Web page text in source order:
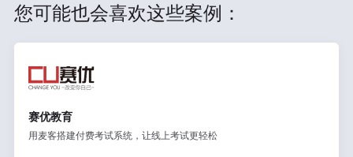
您可能也会喜欢这些案例：
赛优教育
用麦客搭建付费考试系统，让线上考试更轻松